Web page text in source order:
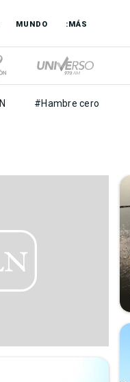
MUNDO :MÁS
#Hambre cero